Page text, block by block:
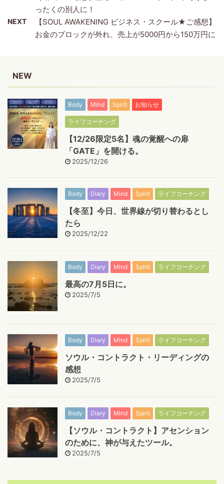
ったくの別人に！
NEXT
【SOUL AWAKENING ビジネス・スクール★ご感想】
お金のブロックが外れ、売上が5000円から150万円に
NEW
Body Mind Spirit お知らせ
ライフコーチング
【12/26限定5名】魂の覚醒への扉
「GATE」を開ける。
2025/12/26
Body Diary Mind Spirit ライフコーチング
【冬至】今日、世界線が切り替わるとし
たら
2025/12/22
Body Diary Mind Spirit ライフコーチング
最高の7月5日に。
2025/7/5
Body Diary Mind Spirit ライフコーチング
ソウル・コントラクト・リーディングの
感想
2025/7/5
Body Diary Mind Spirit ライフコーチング
【ソウル・コントラクト】アセンション
のために、神が与えたツール。
2025/7/5